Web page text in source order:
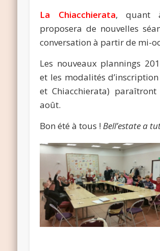
La Chiacchierata, quant
proposera de nouvelles
conversation à partir de mi-
Les nouveaux plannings
et les modalités
et Chiacchierata)
août.
Bon été à tous !Bell’estate a